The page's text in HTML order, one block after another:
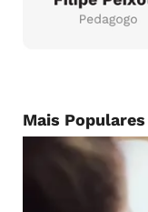
Mais Populares